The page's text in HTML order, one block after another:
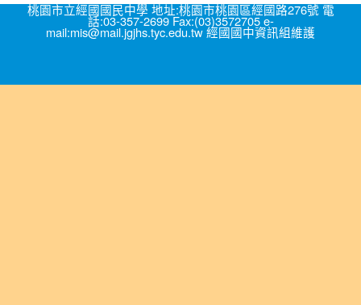
桃園市立經國國民中學 地址:桃園市桃園區經國路276號 電
話:03-357-2699 Fax:(03)3572705 e-
mail:mis@mail.jgjhs.tyc.edu.tw 經國國中資訊組維護